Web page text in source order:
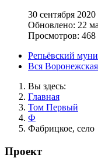
30 сентября 2020
Обновлено: 22
Просмотров: 468
Репьёвский
Вся
Вы здесь:
Главная
Том Первый
Ф
Фабрицкое, село
Проект